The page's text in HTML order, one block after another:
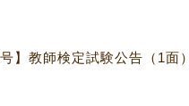
】教師検定試験公告（1面）